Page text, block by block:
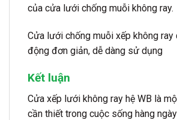
của cửa lưới chống muỗi không ray.
Cửa lưới chống muỗi xếp không ray
động đơn giản, dễ dàng sử dụng
Kết luận
Cửa xếp lưới không ray hệ WB là
cần thiết trong cuộc sống hàng